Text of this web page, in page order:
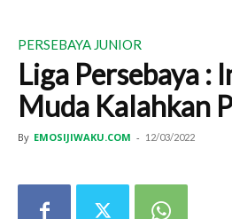
PERSEBAYA JUNIOR
Liga Persebaya :
Muda Kalahkan
By EMOSIJIWAKU.COM - 12/03/2022